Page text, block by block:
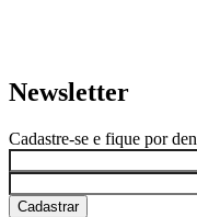
Newsletter
Cadastre-se e fique por
Cadastrar